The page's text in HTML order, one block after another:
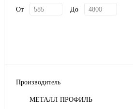
От До
Производитель
МЕТАЛЛ ПРОФИЛЬ